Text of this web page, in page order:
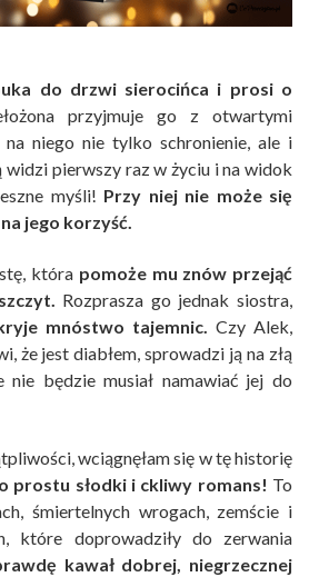
do drzwi sierocińca i prosi o
przyjmuje go z otwartymi
na niego nie tylko schronienie, ale i
pierwszy raz w życiu i na widok
myśli! Przy niej nie może się
jego korzyść.
która pomoże mu znów przejąć
Rozprasza go jednak siostra,
mnóstwo tajemnic. Czy Alek,
że jest diabłem, sprowadzi ją na złą
nie będzie musiał namawiać jej do
wciągnęłam się w tę historię
prostu słodki i ckliwy romans! To
śmiertelnych wrogach, zemście i
które doprowadziły do zerwania
kawał dobrej, niegrzecznej